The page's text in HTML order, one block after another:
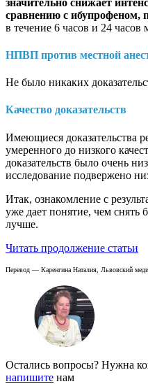
сравнению с ибупрофеном,
в течение 6 часов и 24
НПВП против местной
Не было никаких
Качество доказательств
Имеющиеся доказательства
умеренного до низкого
доказательств было очень
исследование подвержено
Итак, ознакомление с
уже дает понятие, чем снять
лучше.
Читать продолжение статьи
Перевод — Каренгина Наталия, Львовский
Остались вопросы? Нужна
напишите нам